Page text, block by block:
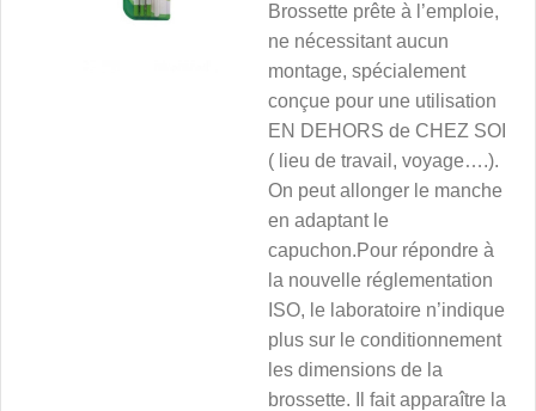
Brossette prête à l’emploie,
ne nécessitant aucun
montage, spécialement
conçue pour une utilisation
EN DEHORS de CHEZ SOI
( lieu de travail, voyage….).
On peut allonger le manche
en adaptant le
capuchon.Pour répondre à
la nouvelle réglementation
ISO, le laboratoire n’indique
plus sur le conditionnement
les dimensions de la
brossette. Il fait apparaître la